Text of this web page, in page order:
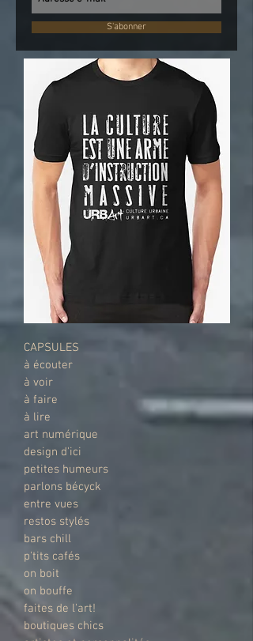
S'abonner
CAPSULES
à écouter
à voir
à faire
à lire
art numérique
design d'ici
petites humeurs
parlons bécyck
entre vues
restos stylés
bars chill
p'tits cafés
on boit
on bouffe
faites de l'art!
boutiques chics